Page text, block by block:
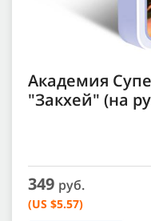
Академия
"Закхей" (на
349 руб.
(US $5.57)